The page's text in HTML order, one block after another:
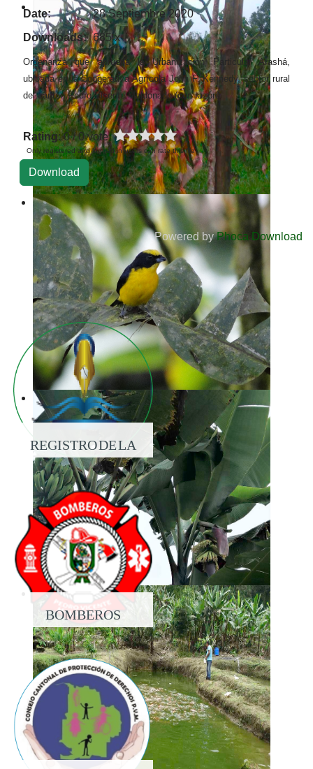
Date:
28 Septiembre 2020
Downloads: 685 x
Ordenanza que aprueba la Urbanización Particular Arashá,
ubicada en la Cooperativa Agrícola John F. Kennedy, sector rural
del cantón Pedro Vicente Maldonado (con razón)
Rating: 0 / 0 vote
Only registered and logged in users can rate this file
Powered byPhoca Download
REGISTRO DE LA
PROPIEDAD
BOMBEROS